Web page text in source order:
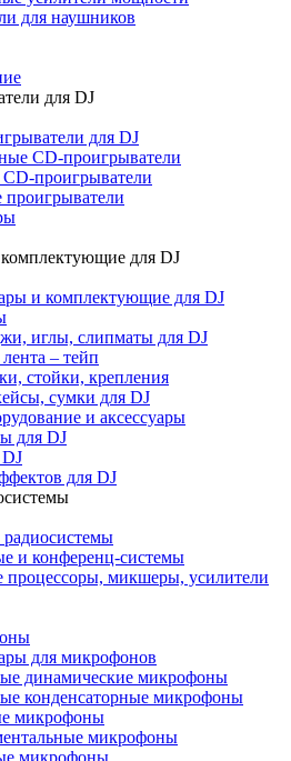
для наушников
для DJ
для DJ
CD-проигрыватели
проигрыватели
для DJ
и комплектующие для DJ
иглы, слипматы для DJ
– тейп
стойки, крепления
сумки для DJ
и аксессуары
для DJ
для DJ
и конференц-системы
микшеры, усилители
для микрофонов
динамические микрофоны
конденсаторные микрофоны
микрофоны
микрофоны
микрофоны